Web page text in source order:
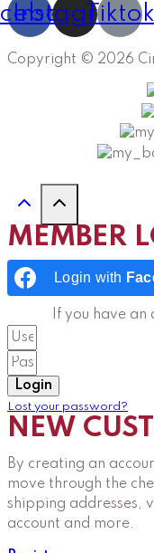
Instagram
Tiktok
Copyright © 2026
MEMBER
Login with
If you have an
Login
Lost your password?
NEW
By creating an
move through the
shipping addresses,
account and more.